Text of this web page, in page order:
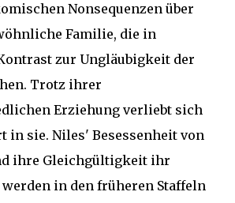
Nonsequenzen über
Familie, die in
zur Ungläubigkeit der
Trotz ihrer
Erziehung verliebt sich
in sie. Niles' Besessenheit von
ihre Gleichgültigkeit ihr
werden in den früheren Staffeln